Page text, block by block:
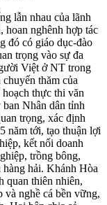
lẫn nhau của lãnh
hoan nghênh hợp tác
đó có giáo dục-đào
trọng vào sự đa
Việt ở NT trong
thăm của
thực thi văn
Nhân dân tỉnh
trọng, xác định
năm tới, tạo thuận lợi
kết nối doanh
trồng bông,
hàng hải. Khánh Hòa
quan thiên nhiên,
và nghề cá bền vững,